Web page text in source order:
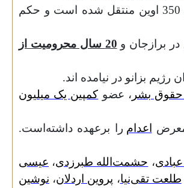
350 اوين منتقل شده است و حکم
در برازجان و 20 سال محروميت از
بزانو در نیامده اند.
حقوق بشر ، عضو کمپین یک میلیون
اعدام را برعهده داشته‌است.
، حشمت‌الله طبرزدی، عیسی
طلعت تقی‌نیا، پروین اردلان، نوشین